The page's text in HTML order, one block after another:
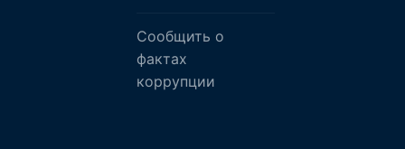
Сообщить о
фактах
коррупции